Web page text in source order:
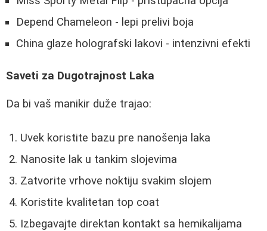
Depend Chameleon - lepi prelivi boja
China glaze holografski lakovi - intenzivni efekti
Saveti za Dugotrajnost Laka
Da bi vaš manikir duže trajao:
Uvek koristite bazu pre nanošenja laka
Nanosite lak u tankim slojevima
Zatvorite vrhove noktiju svakim slojem
Koristite kvalitetan top coat
Izbegavajte direktan kontakt sa hemikalijama